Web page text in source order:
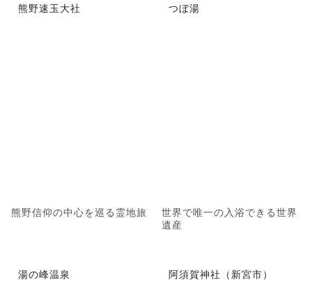
熊野速玉大社
熊野信仰の中心を巡る霊地旅
つぼ湯
世界で唯一の入浴できる世界
遺産
湯の峰温泉 阿須賀神社（新宮市）